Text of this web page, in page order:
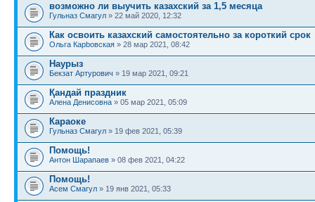
возможно ли выучить казахский за 1,5 месяца
Гульназ Смагул » 22 май 2020, 12:32
Как освоить казахский самостоятельно за короткий срок
Ольга Карbовская » 28 мар 2021, 08:42
Наурыз
Бекзат Артурович » 19 мар 2021, 09:21
Қандай праздник
Алена Денисовна » 05 мар 2021, 05:09
Караоке
Гульназ Смагул » 19 фев 2021, 05:39
Помощь!
Антон Шарапаев » 08 фев 2021, 04:22
Помощь!
Асем Смагул » 19 янв 2021, 05:33